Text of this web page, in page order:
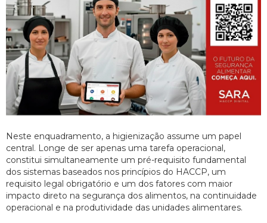
Neste enquadramento, a higienização assume um papel
central. Longe de ser apenas uma tarefa operacional,
constitui simultaneamente um pré-requisito fundamental
dos sistemas baseados nos princípios do HACCP, um
requisito legal obrigatório e um dos fatores com maior
impacto direto na segurança dos alimentos, na continuidade
operacional e na produtividade das unidades alimentares.